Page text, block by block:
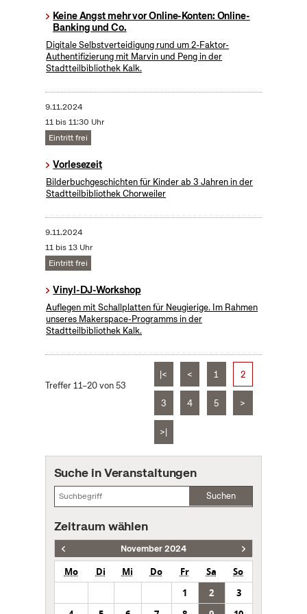
Keine Angst mehr vor Online-Konten: Online-
Banking und Co.
Digitale Selbstverteidigung rund um 2-Faktor-
Authentifizierung mit Marvin und Peng in der
Stadtteilbibliothek Kalk.
9.11.2024
11 bis 11:30 Uhr
Eintritt frei
Vorlesezeit
Bilderbuchgeschichten für Kinder ab 3 Jahren in der
Stadtteilbibliothek Chorweiler
9.11.2024
11 bis 13 Uhr
Eintritt frei
Vinyl-DJ-Workshop
Auflegen mit Schallplatten für Neugierige. Im Rahmen
unseres Makerspace-Programms in der
Stadtteilbibliothek Kalk.
Treffer 11–20 von 53
|< < 1 2
3 4 5 >
>|
Suche in Veranstaltungen
Suchen
Zeitraum wählen
November 2024
Mo Di Mi Do Fr Sa
So
1
2
3